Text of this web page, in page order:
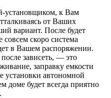
установщиком, к Вам
от Ваших
вариант. После будет
совсем скоро система
в Вашем распоряжении.
зависеть, — это
заправку емкости
установки автономной
доме будет всегда приятно